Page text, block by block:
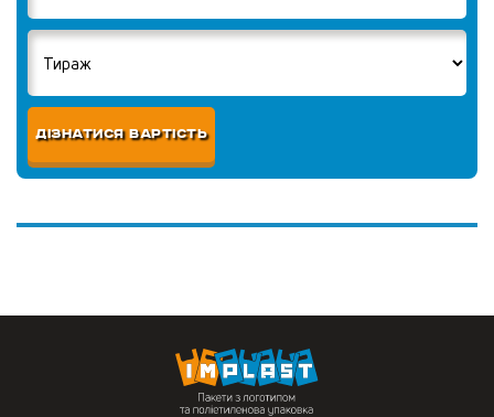
ДІЗНАТИСЯ ВАРТІСТЬ